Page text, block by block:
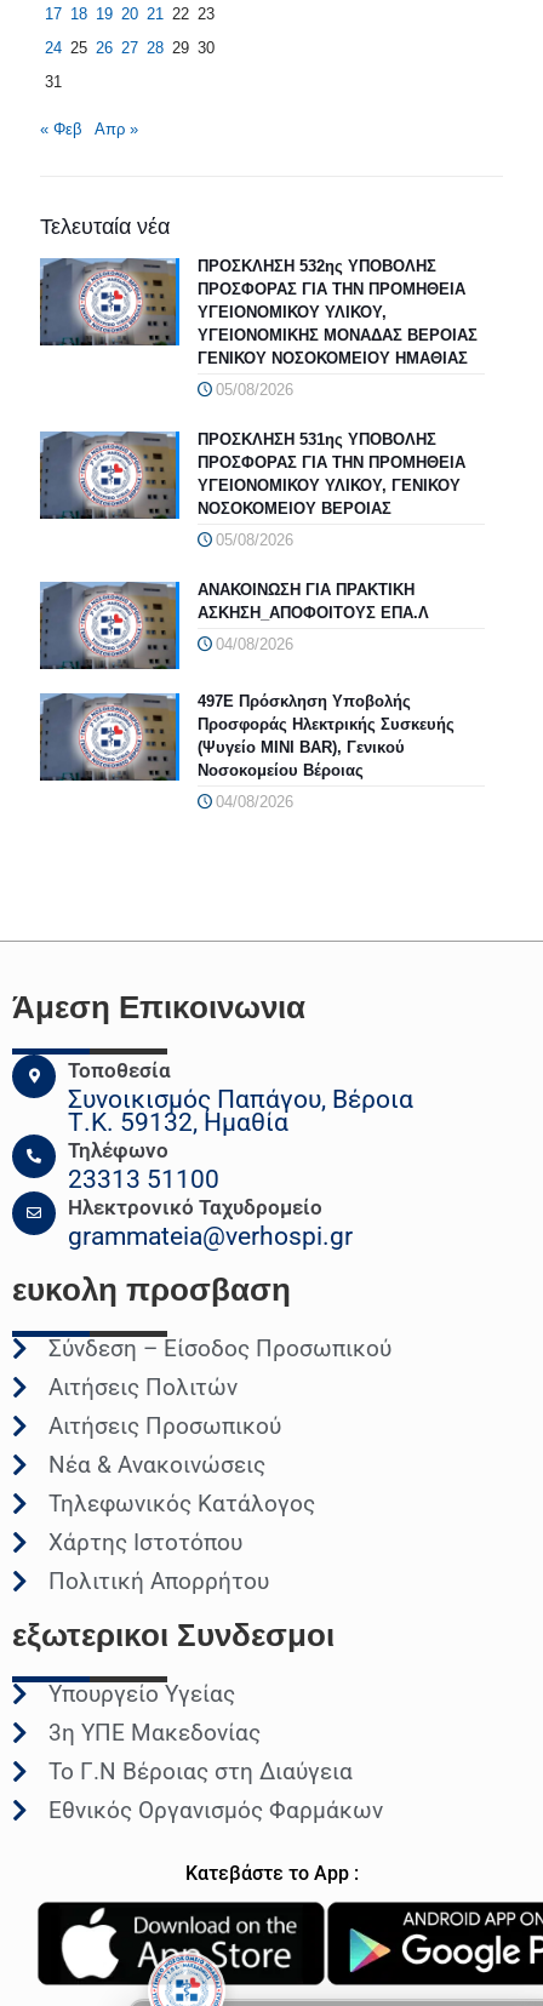
17 18 19 20 21 22 23
24 25 26 27 28 29 30
31
« Φεβ Απρ »
Τελευταία νέα
ΠΡΟΣΚΛΗΣΗ 532ης ΥΠΟΒΟΛΗΣ
ΠΡΟΣΦΟΡΑΣ ΓΙΑ ΤΗΝ ΠΡΟΜΗΘΕΙΑ
ΥΓΕΙΟΝΟΜΙΚΟΥ ΥΛΙΚΟΥ,
ΥΓΕΙΟΝΟΜΙΚΗΣ ΜΟΝΑΔΑΣ ΒΕΡΟΙΑΣ
ΓΕΝΙΚΟΥ ΝΟΣΟΚΟΜΕΙΟΥ ΗΜΑΘΙΑΣ
05/08/2026
ΠΡΟΣΚΛΗΣΗ 531ης ΥΠΟΒΟΛΗΣ
ΠΡΟΣΦΟΡΑΣ ΓΙΑ ΤΗΝ ΠΡΟΜΗΘΕΙΑ
ΥΓΕΙΟΝΟΜΙΚΟΥ ΥΛΙΚΟΥ, ΓΕΝΙΚΟΥ
ΝΟΣΟΚΟΜΕΙΟΥ ΒΕΡΟΙΑΣ
05/08/2026
ΑΝΑΚΟΙΝΩΣΗ ΓΙΑ ΠΡΑΚΤΙΚΗ
ΑΣΚΗΣΗ_ΑΠΟΦΟΙΤΟΥΣ ΕΠΑ.Λ
04/08/2026
497Ε Πρόσκληση Υποβολής
Προσφοράς Ηλεκτρικής Συσκευής
(Ψυγείο MINI BAR), Γενικού
Νοσοκομείου Βέροιας
04/08/2026
Άμεση Επικοινωνια
Τοποθεσία
Συνοικισμός Παπάγου, Βέροια
Τ.Κ. 59132, Ημαθία
Τηλέφωνο
23313 51100
Ηλεκτρονικό Ταχυδρομείο
grammateia@verhospi.gr
ευκολη προσβαση
Σύνδεση – Είσοδος Προσωπικού
Αιτήσεις Πολιτών
Αιτήσεις Προσωπικού
Νέα & Ανακοινώσεις
Τηλεφωνικός Κατάλογος
Χάρτης Ιστοτόπου
Πολιτική Απορρήτου
εξωτερικοι Συνδεσμοι
Υπουργείο Υγείας
3η ΥΠΕ Μακεδονίας
Το Γ.Ν Βέροιας στη Διαύγεια
Εθνικός Οργανισμός Φαρμάκων
Κατεβάστε το App :